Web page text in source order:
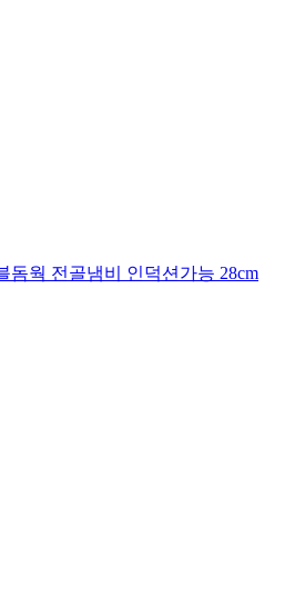
돔웍 전골냄비 인덕션가능 28cm